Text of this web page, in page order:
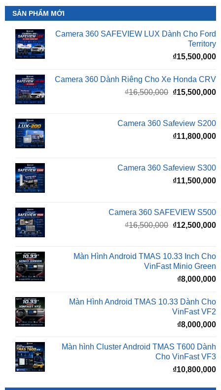
Camera 360 SAFEVIEW LUX Dành Cho Ford
₫15,500,000
Camera 360 Dành Riêng Cho Xe Honda CRV
gốc
₫16,500,000.
Camera 360 Safeview S200
Camera 360 Safeview S300
Camera 360 SAFEVIEW S500
gốc
₫16,500,000.
Màn Hình Android TMAS 10.33 Inch Cho
₫8,000,000
Màn Hình Android TMAS 10.33 Dành Cho
₫8,000,000
Màn hình Cluster Android TMAS T600 Dành
₫10,800,000
BÀI VIẾT MỚI